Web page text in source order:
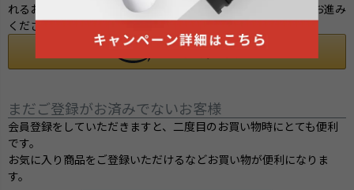
れるお客様は、「Amazonアカウントでログイン」ボタンよりお進み
ください。
まだご登録がお済みでないお客様
会員登録をしていただきますと、二度目のお買い物時にとても便利
です。
お気に入り商品をご登録いただけるなどお買い物が便利になりま
す。